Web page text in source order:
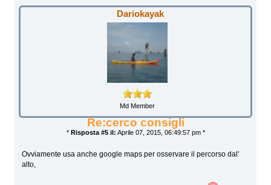
Dariokayak
Md Member
Re:cerco consigli
* Risposta #5 il: Aprile 07, 2015, 06:49:57 pm *
Ovviamente usa anche google maps per osservare il percorso dal'
alto,